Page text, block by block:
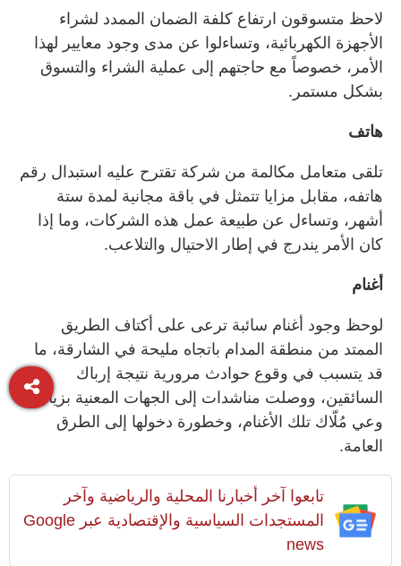
لاحظ متسوقون ارتفاع كلفة الضمان الممدد لشراء
الأجهزة الكهربائية، وتساءلوا عن مدى وجود معايير لهذا
الأمر، خصوصاً مع حاجتهم إلى عملية الشراء والتسوق
بشكل مستمر.
هاتف
تلقى متعامل مكالمة من شركة تقترح عليه استبدال رقم
هاتفه، مقابل مزايا تتمثل في باقة مجانية لمدة ستة
أشهر، وتساءل عن طبيعة عمل هذه الشركات، وما إذا
كان الأمر يندرج في إطار الاحتيال والتلاعب.
أغنام
لوحظ وجود أغنام سائبة ترعى على أكتاف الطريق
الممتد من منطقة المدام باتجاه مليحة في الشارقة، ما
قد يتسبب في وقوع حوادث مرورية نتيجة إرباك
السائقين، ووصلت مناشدات إلى الجهات المعنية بزيادة
وعي مُلّاك تلك الأغنام، وخطورة دخولها إلى الطرق
العامة.
تابعوا آخر أخبارنا المحلية والرياضية وآخر
المستجدات السياسية والإقتصادية عبر Google
news